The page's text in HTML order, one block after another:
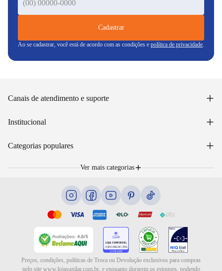
Cadastrar
Ao se cadastrar, você está de acordo com as condições e política de privacidade.
Canais de atendimento e suporte +
Acompanhar pedido
Email: sac@lojasunilar.com.br
Institucional +
Política de entregas
Portal de Vagas
Categorias populares +
Ver mais categorias
Preços, condições, políticas de Troca ou Devolução exclusivos para compras
pelo site www.lojasunilar.com.br, e enquanto durarem os estoques, podendo